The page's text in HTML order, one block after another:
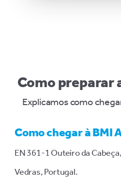
Como preparar
Explicamos como
Como chegar à BMI
EN 361-1 Outeiro da
Vedras, Portugal.